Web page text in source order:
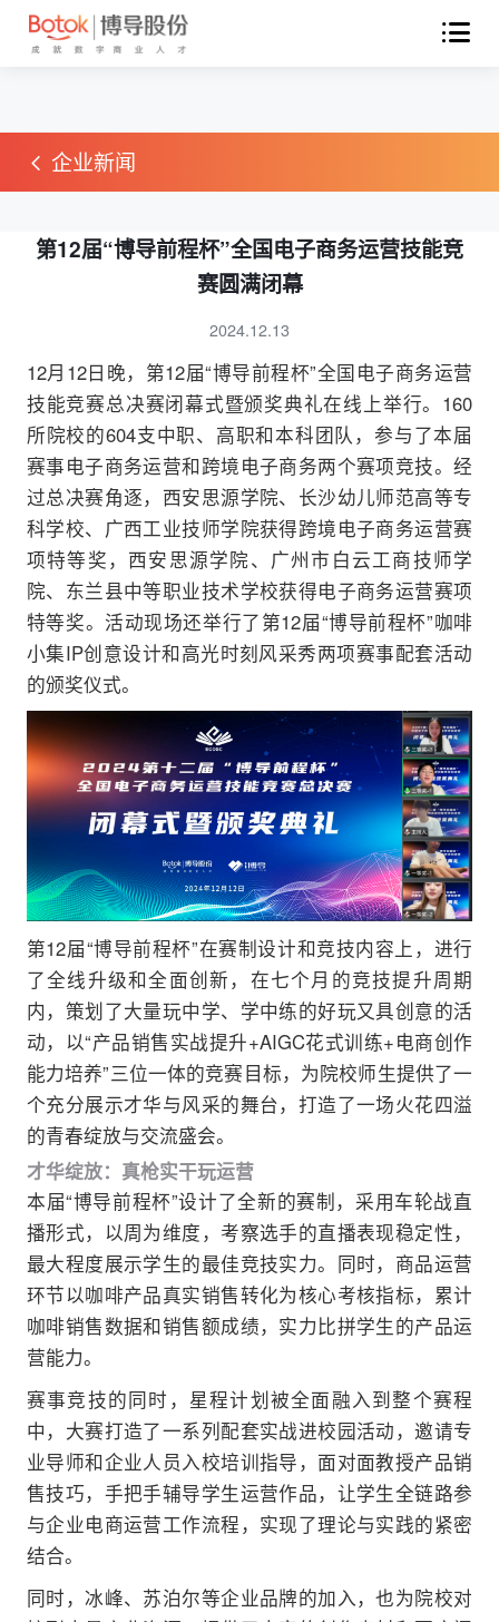
企业新闻
第12届“博导前程杯”全国电子商务运营技能竞
赛圆满闭幕
2024.12.13
12月12日晚，第12届“博导前程杯”全国电子商务运营
技能竞赛总决赛闭幕式暨颁奖典礼在线上举行。160
所院校的604支中职、高职和本科团队，参与了本届
赛事电子商务运营和跨境电子商务两个赛项竞技。经
过总决赛角逐，西安思源学院、长沙幼儿师范高等专
科学校、广西工业技师学院获得跨境电子商务运营赛
项特等奖，西安思源学院、广州市白云工商技师学
院、东兰县中等职业技术学校获得电子商务运营赛项
特等奖。活动现场还举行了第12届“博导前程杯”咖啡
小集IP创意设计和高光时刻风采秀两项赛事配套活动
的颁奖仪式。
第12届“博导前程杯”在赛制设计和竞技内容上，进行
了全线升级和全面创新，在七个月的竞技提升周期
内，策划了大量玩中学、学中练的好玩又具创意的活
动，以“产品销售实战提升+AIGC花式训练+电商创作
能力培养”三位一体的竞赛目标，为院校师生提供了一
个充分展示才华与风采的舞台，打造了一场火花四溢
的青春绽放与交流盛会。
才华绽放：真枪实干玩运营
本届“博导前程杯”设计了全新的赛制，采用车轮战直
播形式，以周为维度，考察选手的直播表现稳定性，
最大程度展示学生的最佳竞技实力。同时，商品运营
环节以咖啡产品真实销售转化为核心考核指标，累计
咖啡销售数据和销售额成绩，实力比拼学生的产品运
营能力。
赛事竞技的同时，星程计划被全面融入到整个赛程
中，大赛打造了一系列配套实战进校园活动，邀请专
业导师和企业人员入校培训指导，面对面教授产品销
售技巧，手把手辅导学生运营作品，让学生全链路参
与企业电商运营工作流程，实现了理论与实践的紧密
结合。
同时，冰峰、苏泊尔等企业品牌的加入，也为院校对